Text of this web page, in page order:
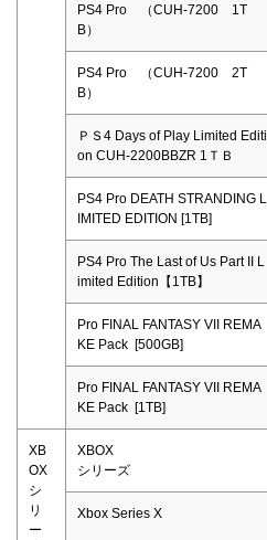
PS4 Pro （CUH-7200 1T
B）
PS4 Pro （CUH-7200 2T
B）
ＰＳ4 Days of Play Limited Editi
on CUH-2200BBZR 1ＴＢ
PS4 Pro DEATH STRANDING L
IMITED EDITION [1TB]
PS4 Pro The Last of Us Part II L
imited Edition【1TB】
Pro FINAL FANTASY VII REMA
KE Pack [500GB]
Pro FINAL FANTASY VII REMA
KE Pack [1TB]
XB
OX
シ
リ
ー
XBOX
シリーズ
Xbox Series X